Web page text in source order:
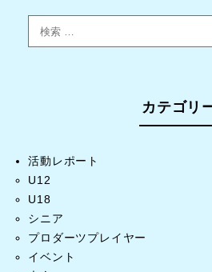
カテゴリ
活動レポート
U12
U18
シニア
プロダーツプレイヤー
イベント